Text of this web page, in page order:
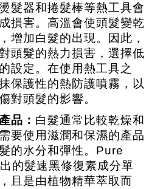
髮器和捲髮棒等熱工具會
損害。高溫會使頭髮變乾
增加白髮的出現。因此，
頭髮的熱力損害，選擇低
設定。在使用熱工具之
保護性的熱防護噴霧，以
對頭髮的影響。
品： 白髮通常比較乾燥和
要使用滋潤和保濕的產品
的水分和彈性。Pure
的髮速黑修復素成分單
且是由植物精華萃取而